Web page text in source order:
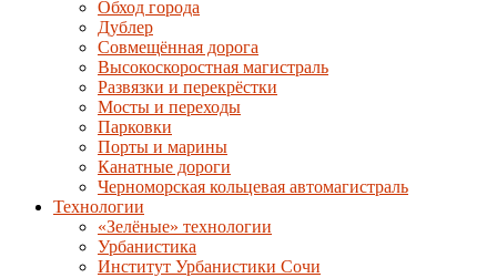
Обход города
Дублер
Совмещённая дорога
Высокоскоростная магистраль
Развязки и перекрёстки
Мосты и переходы
Парковки
Порты и марины
Канатные дороги
Черноморская кольцевая автомагистраль
Технологии
«Зелёные» технологии
Урбанистика
Институт Урбанистики Сочи